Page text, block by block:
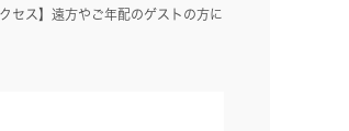
セス】遠方やご年配のゲストの方に